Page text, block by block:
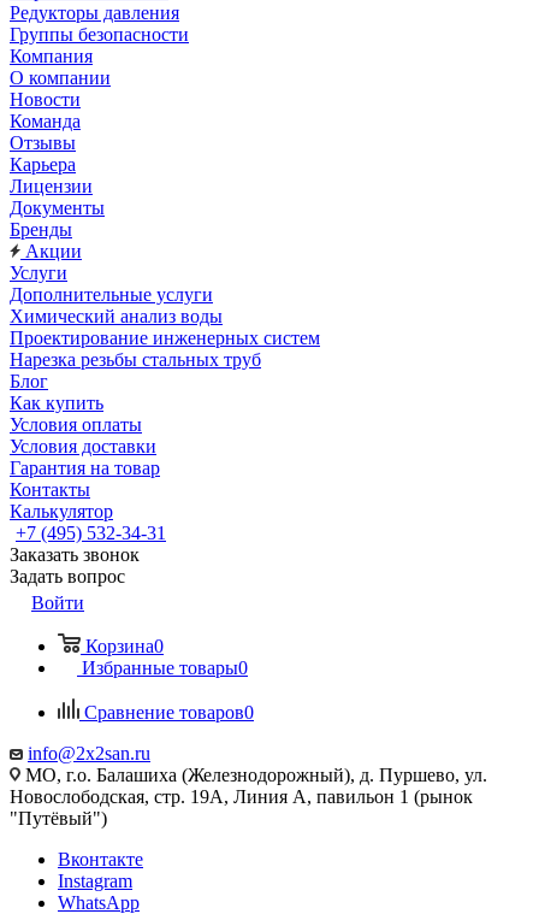
Редукторы давления
Группы безопасности
Компания
О компании
Новости
Команда
Отзывы
Карьера
Лицензии
Документы
Бренды
Акции
Услуги
Дополнительные услуги
Химический анализ воды
Проектирование инженерных систем
Нарезка резьбы стальных труб
Блог
Как купить
Условия оплаты
Условия доставки
Гарантия на товар
Контакты
Калькулятор
+7 (495) 532‑34‑31
Заказать звонок
Задать вопрос
Войти
Корзина0
Избранные товары0
Сравнение товаров0
info@2x2san.ru
МО, г.о. Балашиха (Железнодорожный), д. Пуршево, ул.
Новослободская, стр. 19А, Линия А, павильон 1 (рынок
"Путёвый")
Вконтакте
Instagram
WhatsApp